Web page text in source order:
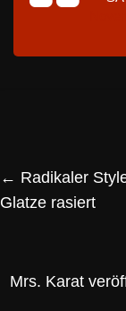
← Radikaler
Glatze rasiert
Mrs. Karat